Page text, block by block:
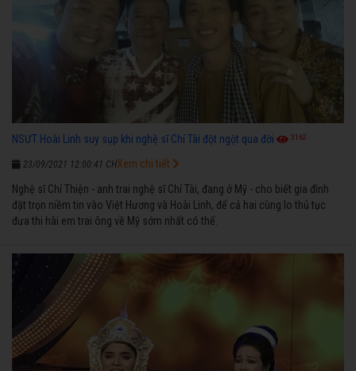
NSƯT Hoài Linh suy sụp khi nghệ sĩ Chí Tài đột ngột qua đời 3162
23/09/2021 12:00:41 CH
Nghệ sĩ Chí Thiện - anh trai nghệ sĩ Chí Tài, đang ở Mỹ - cho biết gia đình
đặt trọn niềm tin vào Việt Hương và Hoài Linh, để cả hai cùng lo thủ tục
đưa thi hài em trai ông về Mỹ sớm nhất có thể.
Xem chi tiết